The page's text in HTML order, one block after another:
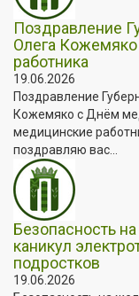
Поздравление
Олега
работника
19.06.2026
Поздравление
Кожемяко с Днём
медицинские
поздравляю вас...
Безопасность
каникул
подростков
19.06.2026